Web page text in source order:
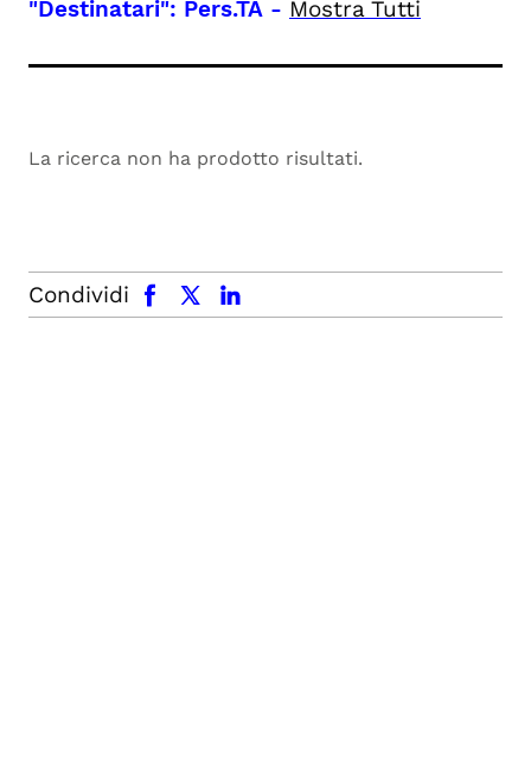
"Destinatari": Pers.TA - Mostra Tutti
La ricerca non ha prodotto risultati.
Condividi
facebook x.com linkedin